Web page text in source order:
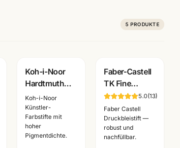
5 PRODUKTE
Koh-i-Noor
Hardtmuth
Grafitbloecke ·
Zeichenkohle
Sets ·
Künstlerbedarf
Koh-i-Noor
Künstler-
Farbstifte mit
hoher
Pigmentdichte.
Faber-Castell
TK Fine
Druckbleistift ·
0,35/0,5/0,7/1,0mm
· mit
passenden
Minen
5.0(13)
Faber Castell
Druckbleistift —
robust und
nachfüllbar.